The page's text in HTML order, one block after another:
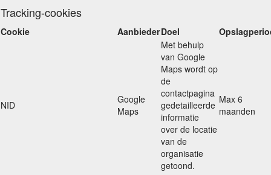
Tracking-cookies
Cookie AanbiederDoel
NID
Google
Maps
Met behulp
van Google
Maps wordt op
de
contactpagina
gedetailleerde
informatie
over de locatie
van de
organisatie
getoond.
Max 6
maanden